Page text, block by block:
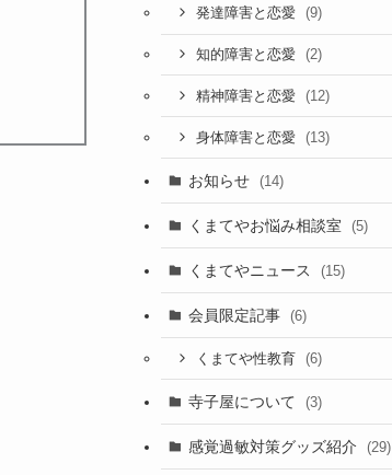
発達障害と恋愛 (9)
知的障害と恋愛 (2)
精神障害と恋愛 (12)
身体障害と恋愛 (13)
お知らせ (14)
くまてやお悩み相談室 (5)
くまてやニュース (15)
会員限定記事 (6)
くまてや性教育 (6)
寺子屋について (3)
感覚過敏対策グッズ紹介 (29)